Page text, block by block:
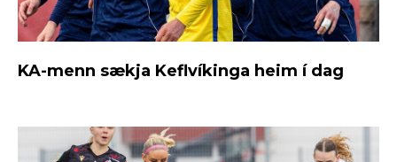
KA-menn sækja Keflvíkinga heim í dag